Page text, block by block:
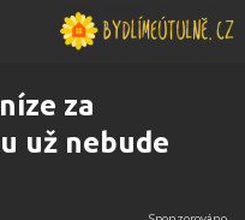
za
už nebude